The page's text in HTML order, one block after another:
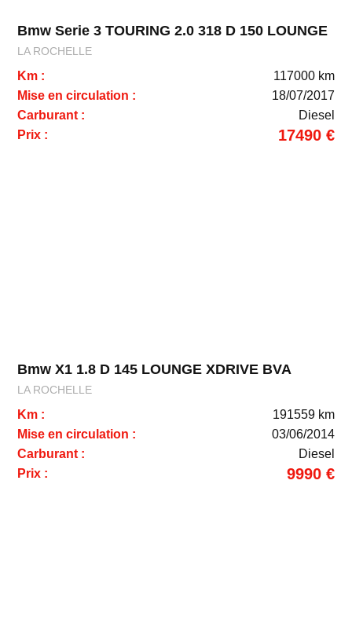
Bmw Serie 3 TOURING 2.0 318 D 150 LOUNGE
LA ROCHELLE
Km :
117000 km
Mise en circulation :
18/07/2017
Carburant :
Diesel
Prix :
17490 €
Bmw X1 1.8 D 145 LOUNGE XDRIVE BVA
LA ROCHELLE
Km :
191559 km
Mise en circulation :
03/06/2014
Carburant :
Diesel
Prix :
9990 €